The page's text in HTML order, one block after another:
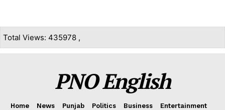
Total Views: 435978 ,
PNO English
Home News Punjab Politics Business
Entertainment